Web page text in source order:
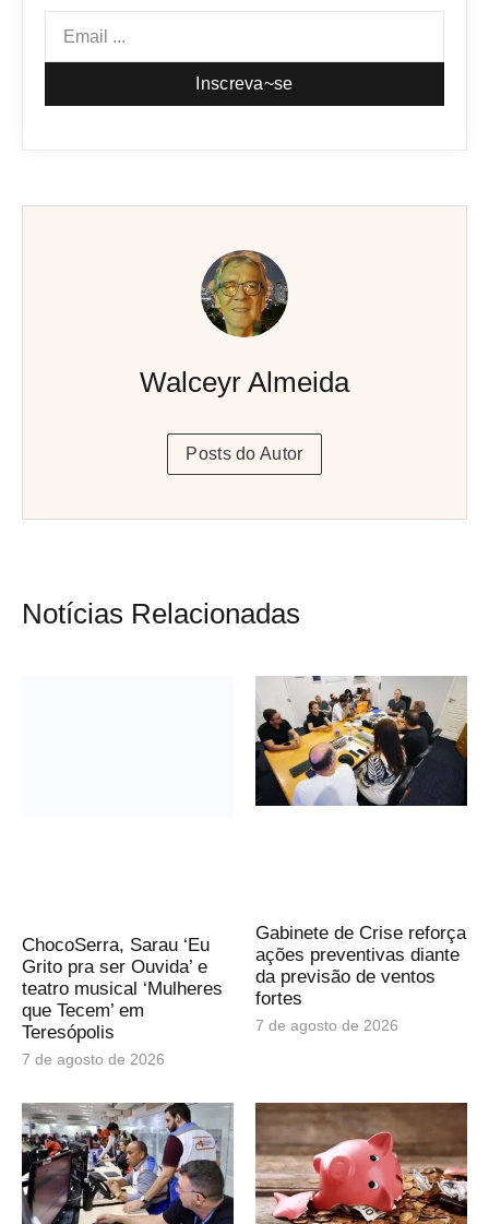
Inscreva~se
Walceyr Almeida
Posts do Autor
Notícias Relacionadas
ChocoSerra, Sarau ‘Eu
Grito pra ser Ouvida’ e
teatro musical ‘Mulheres
que Tecem’ em
Teresópolis
7 de agosto de 2026
Gabinete de Crise reforça
ações preventivas diante
da previsão de ventos
fortes
7 de agosto de 2026